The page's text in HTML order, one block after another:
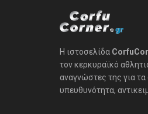
Η ιστοσελίδα
τον κερκυραϊκό
αναγνώστες της για
υπευθυνότητα,